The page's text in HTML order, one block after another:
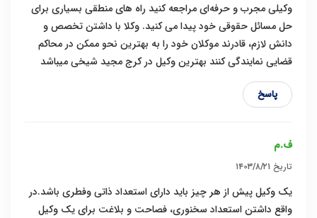
وکیلی مجرب و حرفه‌ای مراجعه کنید راه های منطقی بسیاری برای
حل مسائل حقوقی خود پیدا می کنید. وکلا با داشتن تخصص و
دانش لازم، قادرند موکلان خود را به بهترین نحو ممکن در محاکم
قضایی نمایندگی کنند بهترین وکیل در کرج مجید شیخی میباشد
پاسخ
ف.م
تاریخ ۱۴۰۳/۸/۲۱
یک وکیل پیش از هر چیز باید دارای استعداد ذاتی وفطری باشد.در
واقع داشتن استعداد سخنوری، فصاحت و بلاغت برای یک وکیل